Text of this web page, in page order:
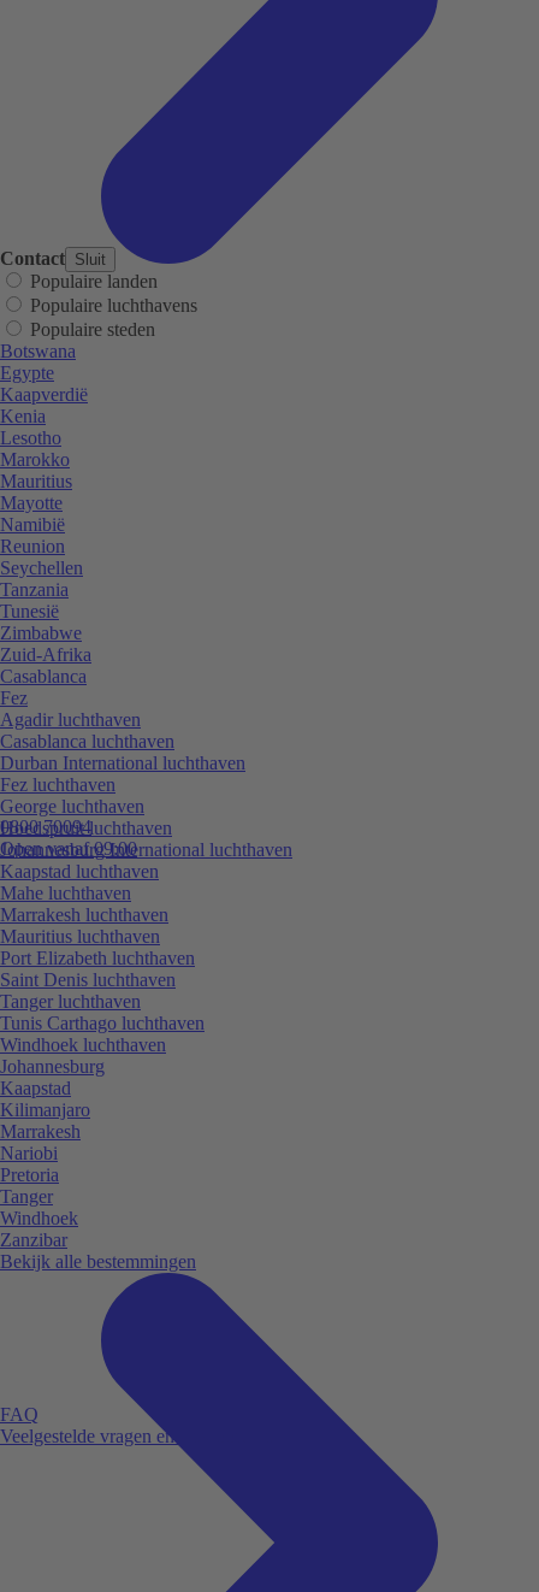
Contact Sluit
0800 70094
Open vanaf 09:00
FAQ
Veelgestelde vragen en antwoorden.
Populaire landen
Populaire luchthavens
Populaire steden
Botswana
Egypte
Kaapverdië
Kenia
Lesotho
Marokko
Mauritius
Mayotte
Namibië
Reunion
Seychellen
Tanzania
Tunesië
Zimbabwe
Zuid-Afrika
Casablanca
Fez
Agadir luchthaven
Casablanca luchthaven
Durban International luchthaven
Fez luchthaven
George luchthaven
Hoedspruit luchthaven
Johannesburg International luchthaven
Kaapstad luchthaven
Mahe luchthaven
Marrakesh luchthaven
Mauritius luchthaven
Port Elizabeth luchthaven
Saint Denis luchthaven
Tanger luchthaven
Tunis Carthago luchthaven
Windhoek luchthaven
Johannesburg
Kaapstad
Kilimanjaro
Marrakesh
Nariobi
Pretoria
Tanger
Windhoek
Zanzibar
Bekijk alle bestemmingen